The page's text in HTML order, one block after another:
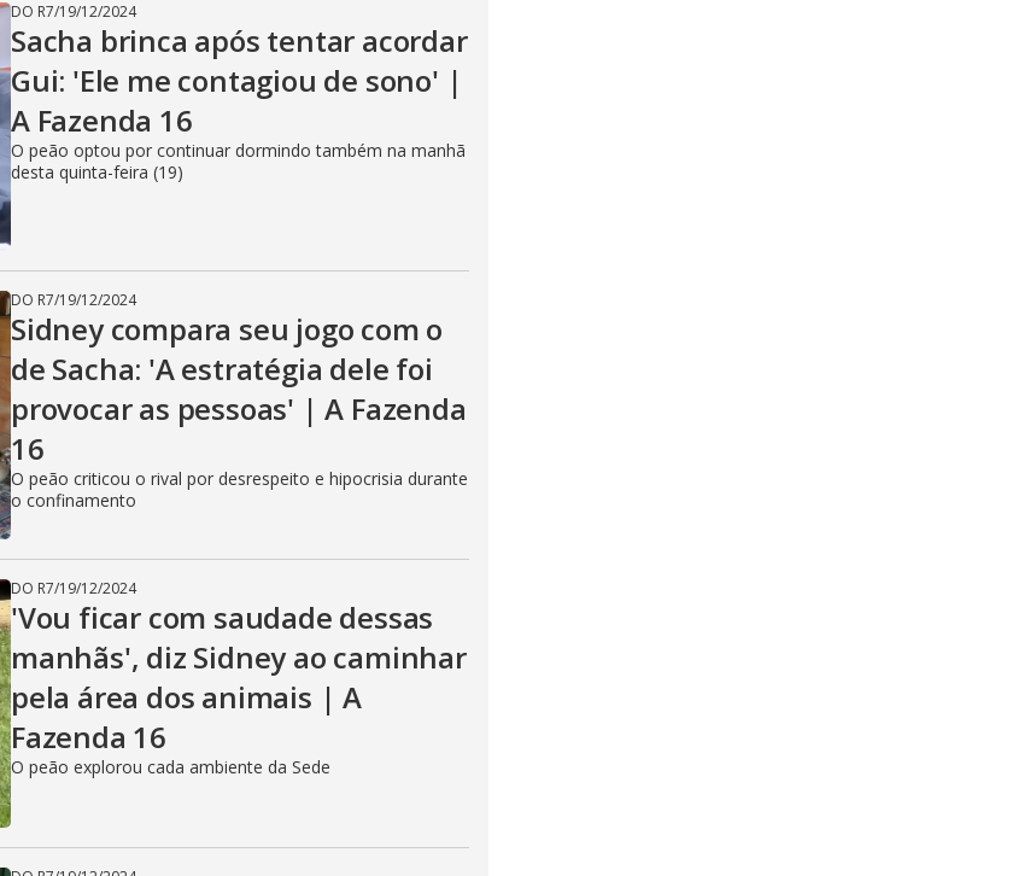
DO R7/19/12/2024
Sacha brinca após tentar acordar
Gui: 'Ele me contagiou de sono' |
A Fazenda 16
O peão optou por continuar dormindo também na manhã
desta quinta-feira (19)
DO R7/19/12/2024
Sidney compara seu jogo com o
de Sacha: 'A estratégia dele foi
provocar as pessoas' | A Fazenda
16
O peão criticou o rival por desrespeito e hipocrisia durante
o confinamento
DO R7/19/12/2024
'Vou ficar com saudade dessas
manhãs', diz Sidney ao caminhar
pela área dos animais | A
Fazenda 16
O peão explorou cada ambiente da Sede